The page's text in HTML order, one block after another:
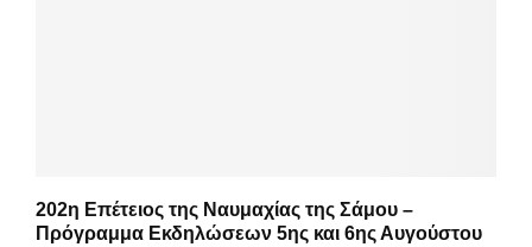
202η Επέτειος της Ναυμαχίας της Σάμου –
Πρόγραμμα Εκδηλώσεων 5ης και 6ης Αυγούστου